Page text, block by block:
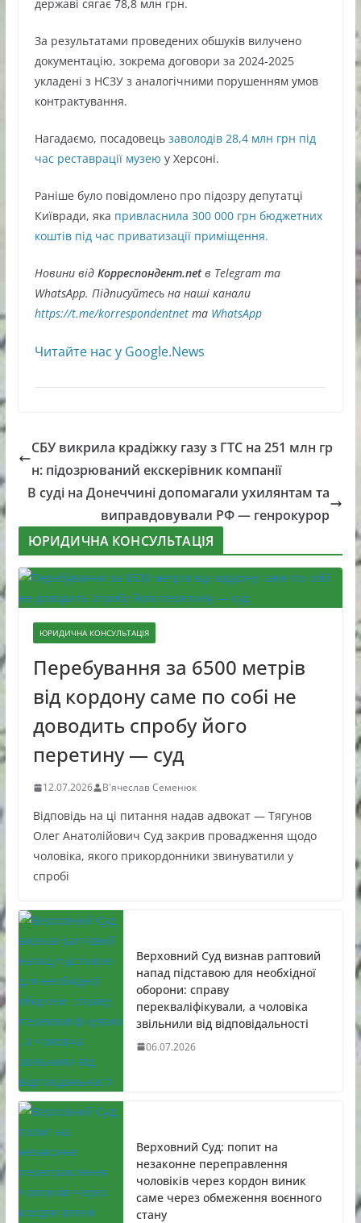
державі сягає 78,8 млн грн.
За результатами проведених обшуків вилучено
документацію, зокрема договори за 2024-2025
укладені з НСЗУ з аналогічними порушенням умов
контрактування.
Нагадаємо, посадовець заволодів 28,4 млн грн під
час реставрації музею у Херсоні.
Раніше було повідомлено про підозру депутатці
Київради, яка привласнила 300 000 грн бюджетних
коштів під час приватизації приміщення.
Новини відКорреспондент.netв Telegram та
WhatsApp. Підписуйтесь на наші канали
https://t.me/korrespondentnetта WhatsApp
Читайте нас у Google.News
СБУ викрила крадіжку газу з ГТС на 251 млн гр
н: підозрюваний екскерівник компанії
В суді на Донеччині допомагали ухилянтам та
виправдовували РФ — генрокурор
ЮРИДИЧНА КОНСУЛЬТАЦІЯ
ЮРИДИЧНА КОНСУЛЬТАЦІЯ
Перебування за 6500 метрів
від кордону саме по собі не
доводить спробу його
перетину — суд
12.07.2026 В'ячеслав Семенюк
Відповідь на ці питання надав адвокат — Тягунов
Олег Анатолійович Суд закрив провадження щодо
чоловіка, якого прикордонники звинуватили у
спробі
Верховний Суд визнав раптовий
напад підставою для необхідної
оборони: справу
перекваліфікували, а чоловіка
звільнили від відповідальності
06.07.2026
Верховний Суд: попит на
незаконне переправлення
чоловіків через кордон виник
саме через обмеження воєнного
стану